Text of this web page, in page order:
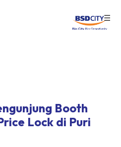
☰
Booth
Lock di Puri